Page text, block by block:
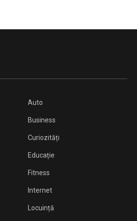
Auto
Business
Curiozități
Educație
Fitness
Internet
Locuință